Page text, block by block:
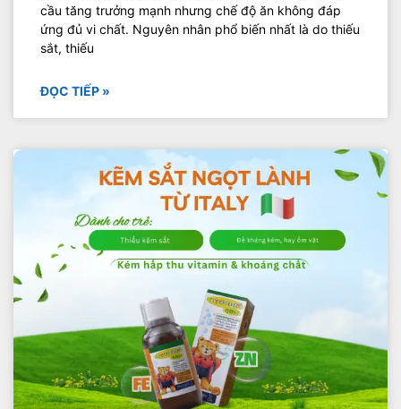
cầu tăng trưởng mạnh nhưng chế độ ăn không đáp
ứng đủ vi chất. Nguyên nhân phổ biến nhất là do thiếu
sắt, thiếu
ĐỌC TIẾP »